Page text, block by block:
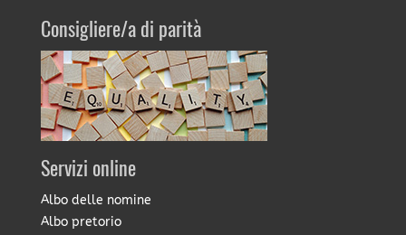
Consigliere/a di parità
Servizi online
Albo delle nomine
Albo pretorio